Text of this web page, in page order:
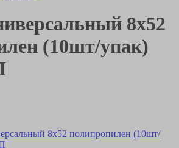
8х52
(10шт/упак)